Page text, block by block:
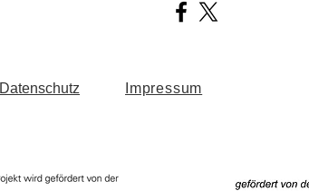
Datenschutz Impressum